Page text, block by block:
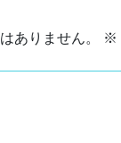
ありません。 ※